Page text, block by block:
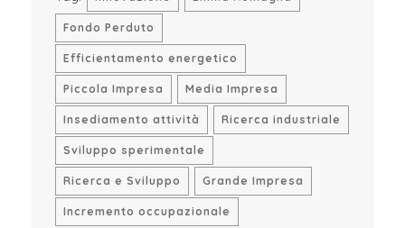
Fondo Perduto
Efficientamento energetico
Piccola Impresa Media Impresa
Insediamento attività Ricerca industriale
Sviluppo sperimentale
Ricerca e Sviluppo Grande Impresa
Incremento occupazionale